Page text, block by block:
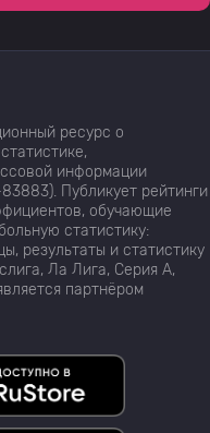
ресурс о
информации
Публикует рейтинги
обучающие
статистику:
результаты и статистику
Ла Лига, Серия А,
партнёром